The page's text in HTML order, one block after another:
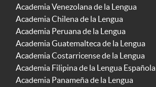
Academia Venezolana de la Lengua
Academia Chilena de la Lengua
Academia Peruana de la Lengua
Academia Guatemalteca de la Lengua
Academia Costarricense de la Lengua
Academia Filipina de la Lengua Española
Academia Panameña de la Lengua